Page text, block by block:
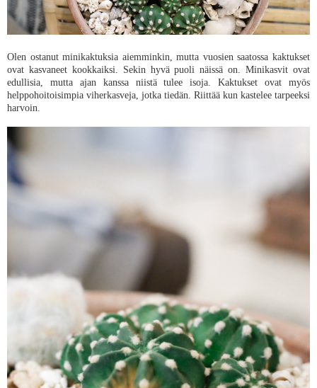
Olen ostanut minikaktuksia aiemminkin, mutta vuosien saatossa kaktukset
ovat kasvaneet kookkaiksi. Sekin hyvä puoli näissä on. Minikasvit ovat
edullisia, mutta ajan kanssa niistä tulee isoja. Kaktukset ovat myös
helppohoitoisimpia viherkasveja, jotka tiedän. Riittää kun kastelee tarpeeksi
harvoin.